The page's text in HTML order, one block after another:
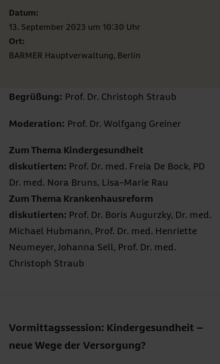
Datum:
13. September 2023 um 10:30 Uhr
Ort:
BARMER Hauptverwaltung, Berlin
Begrüßung: Prof. Dr. Christoph Straub
Moderation: Prof. Dr. Wolfgang Greiner
Zum Thema Kindergesundheit
diskutierten: Prof. Dr. med. Freia De Bock, PD
Dr. med. Nora Bruns, Lisa-Marie Rau
Zum Thema Krankenhausreform
diskutierten: Prof. Dr. Boris Augurzky, Dr. med.
Michael Hubmann, Prof. Dr. med. Henriette
Neumeyer, Johanna Sell, Prof. Dr. med.
Christoph Straub
Vormittagssession: Kindergesundheit –
neue Wege der Versorgung?